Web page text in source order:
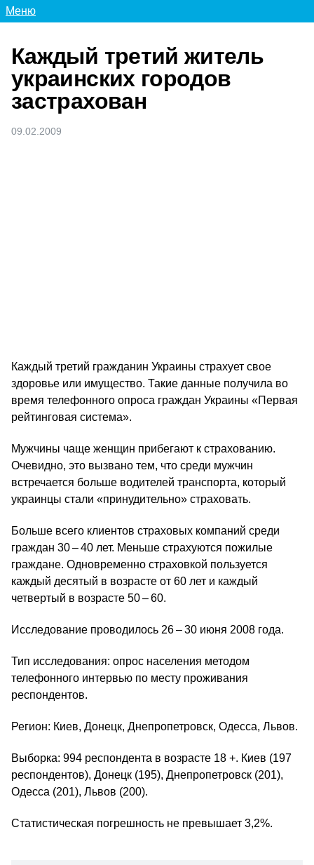
Меню
Каждый третий житель
украинских городов
застрахован
09.02.2009
Каждый третий гражданин Украины страхует свое
здоровье или имущество. Такие данные получила во
время телефонного опроса граждан Украины «Первая
рейтинговая система».
Мужчины чаще женщин прибегают к страхованию.
Очевидно, это вызвано тем, что среди мужчин
встречается больше водителей транспорта, который
украинцы стали «принудительно» страховать.
Больше всего клиентов страховых компаний среди
граждан 30 – 40 лет. Меньше страхуются пожилые
граждане. Одновременно страховкой пользуется
каждый десятый в возрасте от 60 лет и каждый
четвертый в возрасте 50 – 60.
Исследование проводилось 26 – 30 июня 2008 года.
Тип исследования: опрос населения методом
телефонного интервью по месту проживания
респондентов.
Регион: Киев, Донецк, Днепропетровск, Одесса, Львов.
Выборка: 994 респондента в возрасте 18 +. Киев (197
респондентов), Донецк (195), Днепропетровск (201),
Одесса (201), Львов (200).
Статистическая погрешность не превышает 3,2%.